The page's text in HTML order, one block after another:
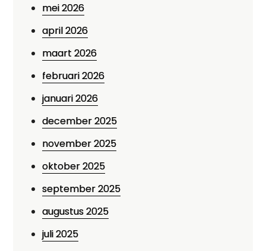
mei 2026
april 2026
maart 2026
februari 2026
januari 2026
december 2025
november 2025
oktober 2025
september 2025
augustus 2025
juli 2025